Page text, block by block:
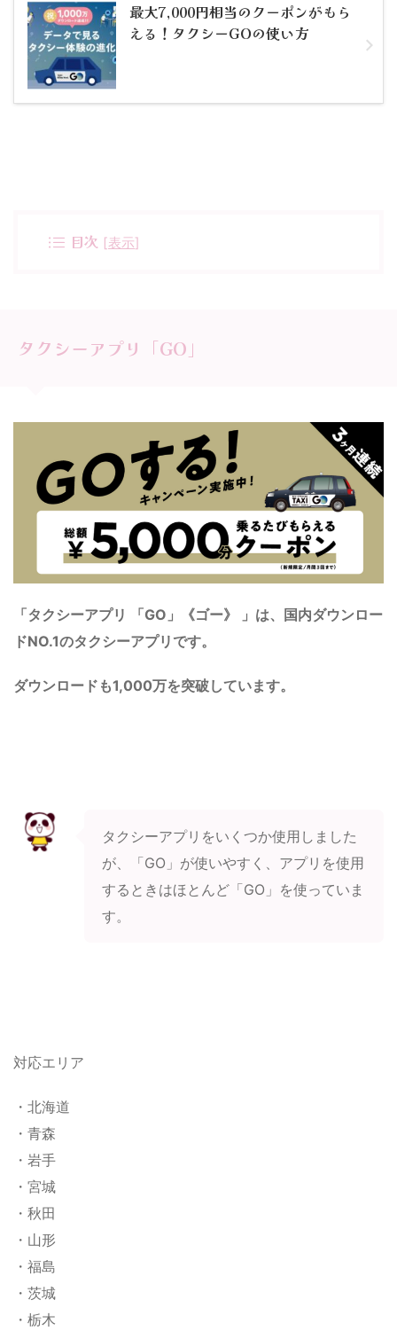
最大7,000円相当のクーポンがもら
える！タクシーGOの使い方
目次 [表示]
タクシーアプリ「GO」
「タクシーアプリ 「GO」《ゴー》 」は、国内ダウンロー
ドNO.1のタクシーアプリです。
ダウンロードも1,000万を突破しています。
タクシーアプリをいくつか使用しました
が、「GO」が使いやすく、アプリを使用
するときはほとんど「GO」を使っていま
す。
対応エリア
・北海道
・青森
・岩手
・宮城
・秋田
・山形
・福島
・茨城
・栃木